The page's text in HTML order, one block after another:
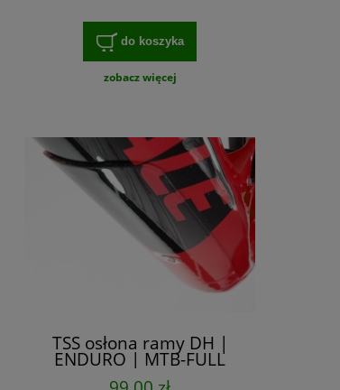
do koszyka
zobacz więcej
TSS osłona ramy DH |
ENDURO | MTB-FULL
absorbująca 35 cm